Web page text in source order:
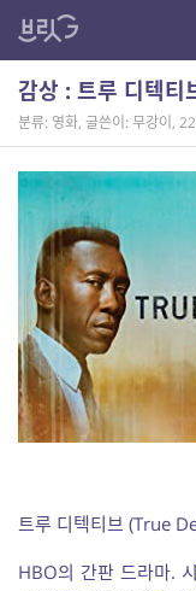
감상 : 트루 디텍티
분류: 영화, 글쓴이: 무강이 ,
트루 디텍티브 (True
HBO의 간판 드라마.